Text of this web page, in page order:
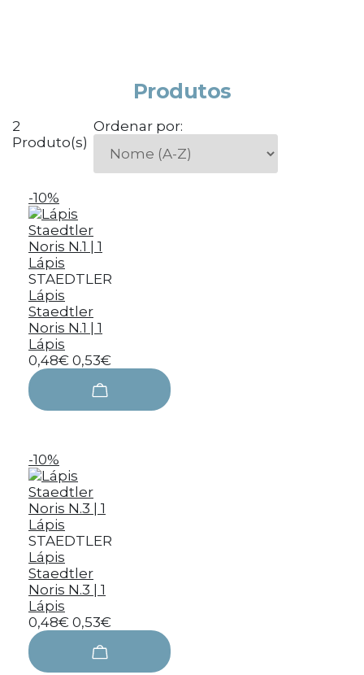
Produtos
2
Produto(s)
Ordenar por:
-10%
STAEDTLER
Lápis
Staedtler
Noris N.1 | 1
Lápis
0,48€ 0,53€
-10%
STAEDTLER
Lápis
Staedtler
Noris N.3 | 1
Lápis
0,48€ 0,53€